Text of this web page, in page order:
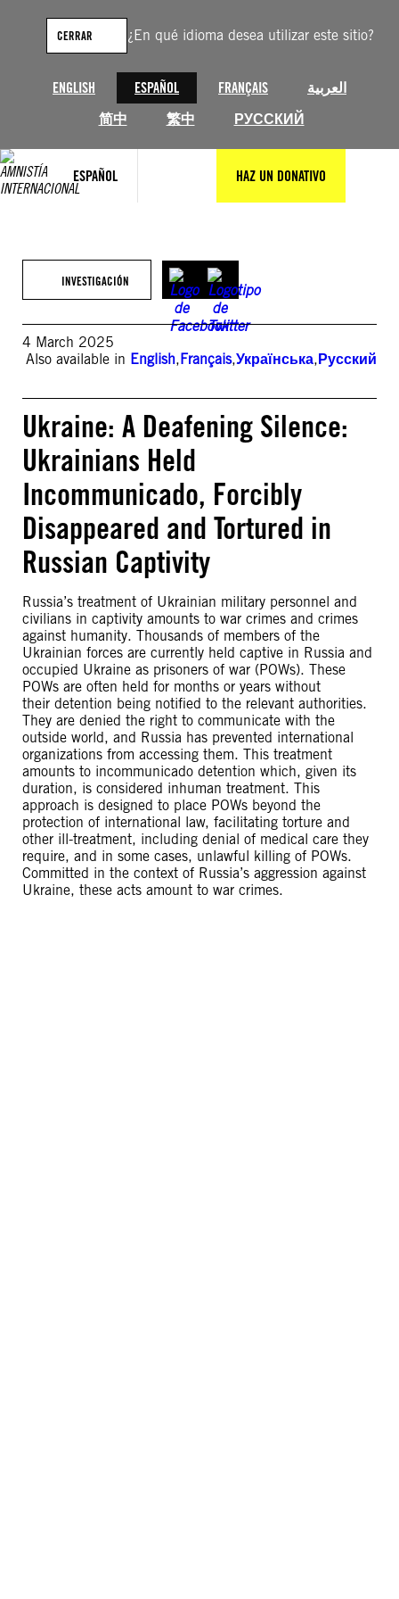
¿En qué idioma desea utilizar este sitio?
ENGLISH ESPAÑOL FRANÇAIS
العربية
简中
繁中 РУССКИЙ
CERRAR
ESPAÑOL HAZ UN DONATIVO
contenido
INVESTIGACIÓN
4 March 2025
Also available in English,Français,Українська,Русский
Ukraine: A Deafening Silence:
Ukrainians Held
Incommunicado, Forcibly
Disappeared and Tortured in
Russian Captivity
Russia’s treatment of Ukrainian military personnel and
civilians in captivity amounts to war crimes and crimes
against humanity. Thousands of members of the
Ukrainian forces are currently held captive in Russia and
occupied Ukraine as prisoners of war (POWs). These
POWs are often held for months or years without
their detention being notified to the relevant authorities.
They are denied the right to communicate with the
outside world, and Russia has prevented international
organizations from accessing them. This treatment
amounts to incommunicado detention which, given its
duration, is considered inhuman treatment. This
approach is designed to place POWs beyond the
protection of international law, facilitating torture and
other ill-treatment, including denial of medical care they
require, and in some cases, unlawful killing of POWs.
Committed in the context of Russia’s aggression against
Ukraine, these acts amount to war crimes.